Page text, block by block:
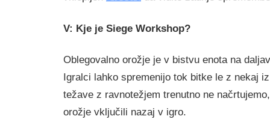
V: Kje je Siege Workshop?
Oblegovalno orožje je v bistvu enota na
Igralci lahko spremenijo tok bitke le z nekaj
težave z ravnotežjem trenutno ne
orožje vključili nazaj v igro.